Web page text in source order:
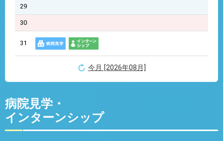
29
30
31
今月 [2026年08月]
病院見学・
インターンシップ